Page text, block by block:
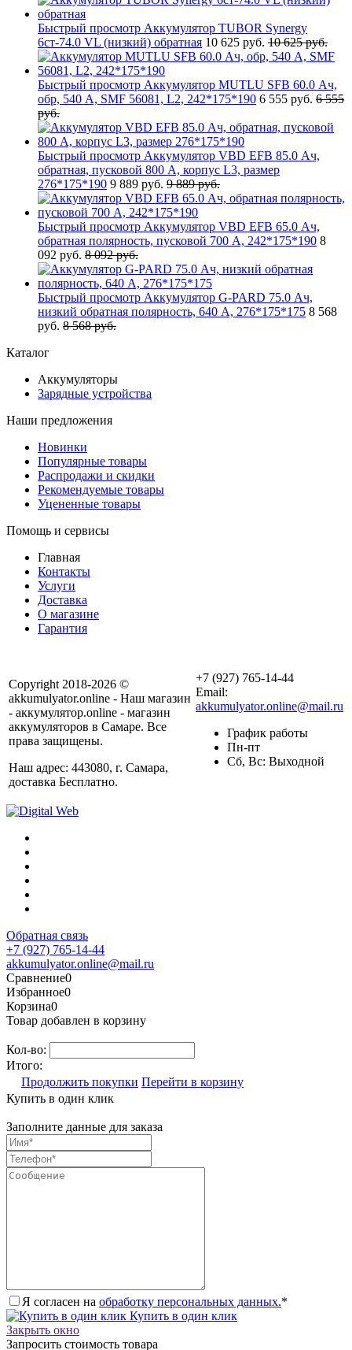
Быстрый просмотр Аккумулятор TUBOR Synergy
6ст-74.0 VL (низкий) обратная 10 625 руб. 10 625 руб.
Быстрый просмотр Аккумулятор MUTLU SFB 60.0 Ач,
обр, 540 А, SMF 56081, L2, 242*175*190 6 555 руб. 6 555
руб.
Быстрый просмотр Аккумулятор VBD EFB 85.0 Ач,
обратная, пусковой 800 А, корпус L3, размер
276*175*190 9 889 руб. 9 889 руб.
Быстрый просмотр Аккумулятор VBD EFB 65.0 Ач,
обратная полярность, пусковой 700 А, 242*175*190 8
092 руб. 8 092 руб.
Быстрый просмотр Аккумулятор G-PARD 75.0 Ач,
низкий обратная полярность, 640 А, 276*175*175 8 568
руб. 8 568 руб.
Каталог
Аккумуляторы
Зарядные устройства
Наши предложения
Новинки
Популярные товары
Распродажи и скидки
Рекомендуемые товары
Уцененные товары
Помощь и сервисы
Главная
Контакты
Услуги
Доставка
О магазине
Гарантия
Copyright 2018-2026 ©
akkumulyator.online - Наш магазин
- аккумулятор.online - магазин
аккумуляторов в Самаре. Все
права защищены.
Наш адрес: 443080, г. Самара,
доставка Бесплатно.
+7 (927) 765-14-44
Email:
akkumulyator.online@mail.ru
График работы
Пн-пт
Сб, Вс: Выходной
Обратная связь
+7 (927) 765-14-44
akkumulyator.online@mail.ru
Сравнение0
Избранное0
Корзина0
Товар добавлен в корзину
Кол-во:
Итого:
Продолжить покупки Перейти в корзину
Купить в один клик
Заполните данные для заказа
Я согласен на обработку персональных данных.*
Купить в один клик
Закрыть окно
Запросить стоимость товара